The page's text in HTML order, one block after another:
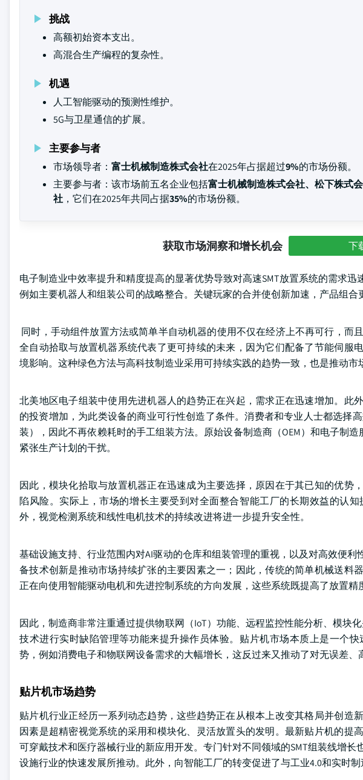
挑战
高额初始资本支出。
高混合生产编程的复杂性。
机遇
人工智能驱动的预测性维护。
5G与卫星通信的扩展。
主要参与者
市场领导者： 富士机械制造株式会社在2025年占据超过9%的市场份额。
主要参与者：该市场前五名企业包括富士机械制造株式会社、松下株式
社 ，它们在2025年共同占据35%的市场份额。
获取市场洞察和增长机会 下
电子制造业中效率提升和精度提高的显著优势导致对高速SMT放置系统的需求
例如主要机器人和组装公司的战略整合。关键玩家的合并使创新加速，产品组合
同时，手动组件放置方法或简单半自动机器的使用不仅在经济上不再可行，而
全自动拾取与放置机器系统代表了更可持续的未来，因为它们配备了节能伺服
境影响。这种绿色方法与高科技制造业采用可持续实践的趋势一致，也是推动市
北美地区电子组装中使用先进机器人的趋势正在兴起，需求正在迅速增加。此
的投资增加，为此类设备的商业可行性创造了条件。消费者和专业人士都选择
装），因此不再依赖耗时的手工组装方法。原始设备制造商（OEM）和电子制
紧张生产计划的干扰。
因此，模块化拾取与放置机器正在迅速成为主要选择，原因在于其已知的优势
陷风险。实际上，市场的增长主要受到对全面整合智能工厂的长期效益的认
外，视觉检测系统和线性电机技术的持续改进将进一步提升安全性。
基础设施支持、行业范围内对AI驱动的仓库和组装管理的重视，以及对高效便
备技术创新是推动市场持续扩张的主要因素之一；因此，传统的简单机械送料
正在向使用智能驱动电机和先进控制系统的方向发展，这些系统既提高了放置精
因此，制造商非常注重通过提供物联网（IoT）功能、远程监控性能分析、模块
技术进行实时缺陷管理等功能来提升操作员体验。贴片机市场本质上是一个
势，例如消费电子和物联网设备需求的大幅增长，这反过来又推动了对无误差、
贴片机市场趋势
贴片机行业正经历一系列动态趋势，这些趋势正在从根本上改变其格局并创造
因素是超精密视觉系统的采用和模块化、灵活放置头的发明。最新贴片机的提
可穿戴技术和医疗器械行业的新应用开发。专门针对不同领域的SMT组装线增长
设施行业的快速发展所推动。此外，向智能工厂的转变促进了与工业4.0和实时